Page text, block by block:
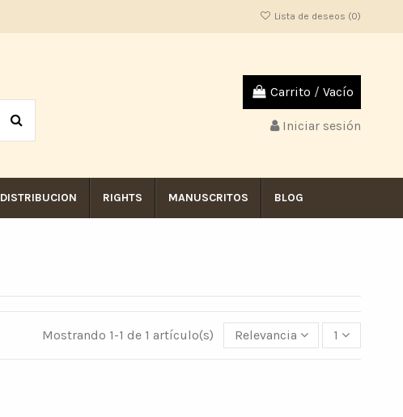
Lista de deseos (0)
Carrito / Vacío
Iniciar sesión
DISTRIBUCION RIGHTS MANUSCRITOS BLOG
Mostrando 1-1 de 1 artículo(s) Relevancia 1